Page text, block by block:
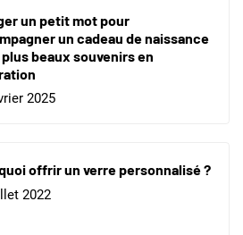
un petit mot pour
un cadeau de naissance
beaux souvenirs en
2025
offrir un verre personnalisé ?
2022